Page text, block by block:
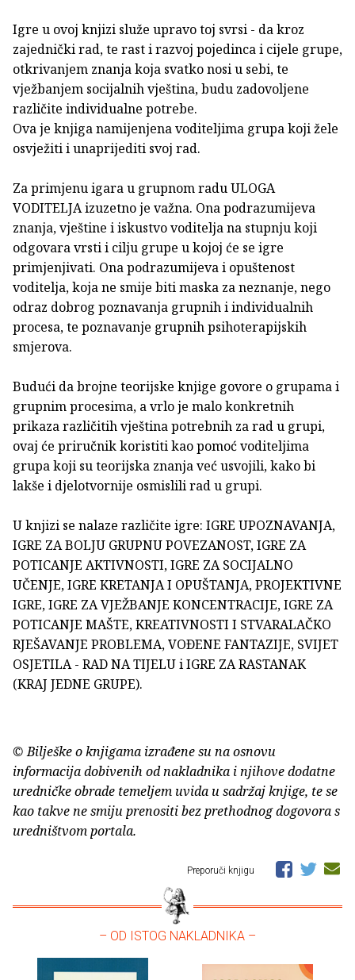
Igre u ovoj knjizi služe upravo toj svrsi - da kroz
zajednički rad, te rast i razvoj pojedinca i cijele grupe,
otkrivanjem znanja koja svatko nosi u sebi, te
vježbanjem socijalnih vještina, budu zadovoljene
različite individualne potrebe.
Ova je knjiga namijenjena voditeljima grupa koji žele
osvježiti i unaprijediti svoj rad.
Za primjenu igara u grupnom radu ULOGA
VODITELJA izuzetno je važna. Ona podrazumijeva
znanja, vještine i iskustvo voditelja na stupnju koji
odgovara vrsti i cilju grupe u kojoj će se igre
primjenjivati. Ona podrazumijeva i opuštenost
voditelja, koja ne smije biti maska za neznanje, nego
odraz dobrog poznavanja grupnih i individualnih
procesa, te poznavanje grupnih psihoterapijskih
smjerova.
Budući da brojne teorijske knjige govore o grupama i
grupnim procesima, a vrlo je malo konkretnih
prikaza različitih vještina potrebnih za rad u grupi,
ovaj će priručnik koristiti kao pomoć voditeljima
grupa koji su teorijska znanja već usvojili, kako bi
lakše i djelotvornije osmislili rad u grupi.
U knjizi se nalaze različite igre: IGRE UPOZNAVANJA,
IGRE ZA BOLJU GRUPNU POVEZANOST, IGRE ZA
POTICANJE AKTIVNOSTI, IGRE ZA SOCIJALNO
UČENJE, IGRE KRETANJA I OPUŠTANJA, PROJEKTIVNE
IGRE, IGRE ZA VJEŽBANJE KONCENTRACIJE, IGRE ZA
POTICANJE MAŠTE, KREATIVNOSTI I STVARALAČKO
RJEŠAVANJE PROBLEMA, VOÐENE FANTAZIJE, SVIJET
OSJETILA - RAD NA TIJELU i IGRE ZA RASTANAK
(KRAJ JEDNE GRUPE).
© Bilješke o knjigama izrađene su na osnovu
informacija dobivenih od nakladnika i njihove dodatne
uredničke obrade temeljem uvida u sadržaj knjige, te se
kao takve ne smiju prenositi bez prethodnog dogovora s
uredništvom portala.
Preporuči knjigu
– OD ISTOG NAKLADNIKA –